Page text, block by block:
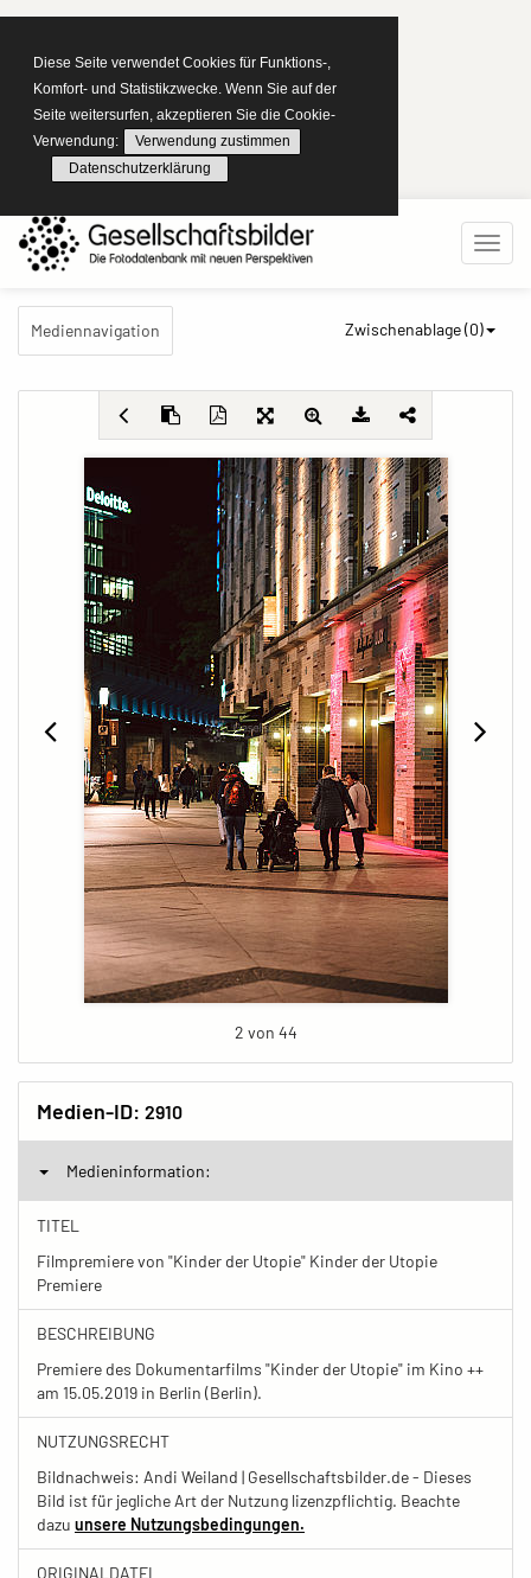
Diese Seite verwendet Cookies für Funktions-,
Komfort- und Statistikzwecke. Wenn Sie auf der
Seite weitersurfen, akzeptieren Sie die Cookie-
Verwendung:
Verwendung zustimmen
Datenschutzerklärung
Mediennavigation Zwischenablage (0)
2 von 44
Medien-ID: 2910
Medieninformation:
TITEL
Filmpremiere von "Kinder der Utopie" Kinder der Utopie
Premiere
BESCHREIBUNG
Premiere des Dokumentarfilms "Kinder der Utopie" im Kino ++
am 15.05.2019 in Berlin (Berlin).
NUTZUNGSRECHT
Bildnachweis: Andi Weiland | Gesellschaftsbilder.de - Dieses
Bild ist für jegliche Art der Nutzung lizenzpflichtig. Beachte
dazu unsere Nutzungsbedingungen.
ORIGINALDATEI